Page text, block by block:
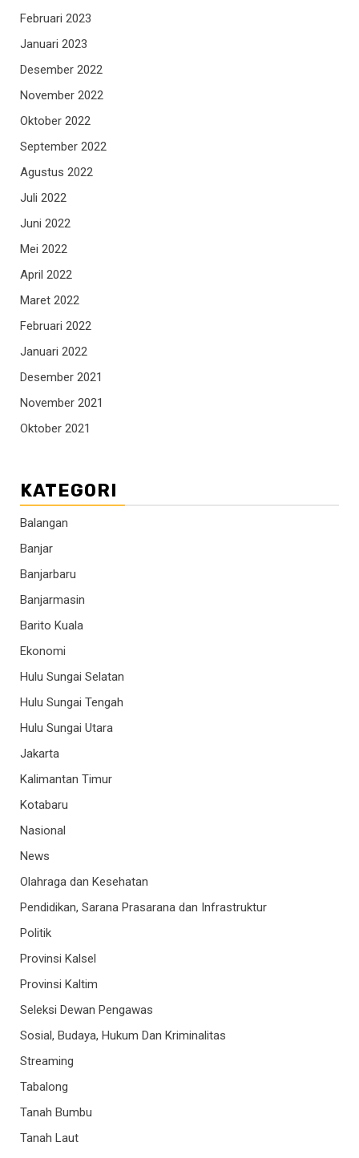
Februari 2023
Januari 2023
Desember 2022
November 2022
Oktober 2022
September 2022
Agustus 2022
Juli 2022
Juni 2022
Mei 2022
April 2022
Maret 2022
Februari 2022
Januari 2022
Desember 2021
November 2021
Oktober 2021
KATEGORI
Balangan
Banjar
Banjarbaru
Banjarmasin
Barito Kuala
Ekonomi
Hulu Sungai Selatan
Hulu Sungai Tengah
Hulu Sungai Utara
Jakarta
Kalimantan Timur
Kotabaru
Nasional
News
Olahraga dan Kesehatan
Pendidikan, Sarana Prasarana dan Infrastruktur
Politik
Provinsi Kalsel
Provinsi Kaltim
Seleksi Dewan Pengawas
Sosial, Budaya, Hukum Dan Kriminalitas
Streaming
Tabalong
Tanah Bumbu
Tanah Laut